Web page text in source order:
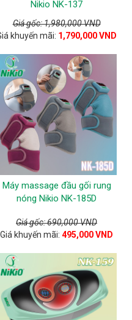
Nikio NK-137
Giá gốc: 1,980,000 VND
khuyến mãi: 1,790,000 VND
Máy massage đầu gối rung
nóng Nikio NK-185D
Giá gốc: 690,000 VND
Giá khuyến mãi: 495,000 VND